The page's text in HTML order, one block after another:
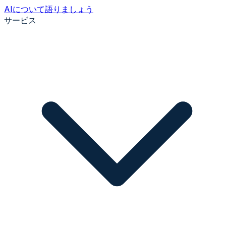
AIについて語りましょう
サービス